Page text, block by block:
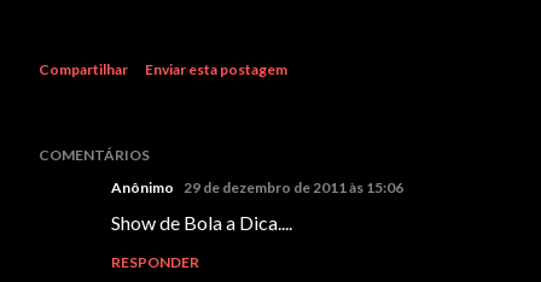
Compartilhar Enviar esta postagem
COMENTÁRIOS
Anônimo 29 de dezembro de 2011 às 15:06
Show de Bola a Dica....
RESPONDER